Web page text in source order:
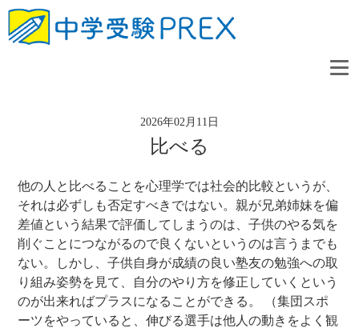
2026年02月11日
比べる
他の人と比べることを心理学では社会的比較というが、
それは必ずしも否定すべきではない。親が兄弟姉妹を偏
差値という結果で評価してしまうのは、子供のやる気を
削ぐことにつながるので良くないというのは言うまでも
ない。しかし、子供自身が成績の良い塾友の勉強への取
り組み姿勢を見て、自分のやり方を修正していくという
のが出来ればプラスになることができる。 （集団スポ
ーツをやっていると、伸びる選手は他人の動きをよく観